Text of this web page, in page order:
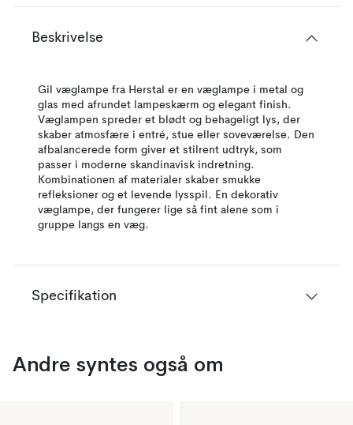
Beskrivelse
Gil væglampe fra Herstal er en væglampe i metal og
glas med afrundet lampeskærm og elegant finish.
Væglampen spreder et blødt og behageligt lys, der
skaber atmosfære i entré, stue eller soveværelse. Den
afbalancerede form giver et stilrent udtryk, som
passer i moderne skandinavisk indretning.
Kombinationen af materialer skaber smukke
refleksioner og et levende lysspil. En dekorativ
væglampe, der fungerer lige så fint alene som i
gruppe langs en væg.
Specifikation
Andre syntes også om